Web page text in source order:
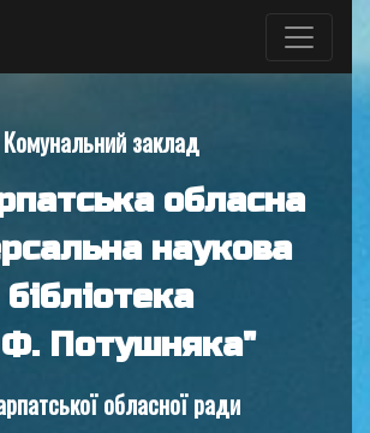
Комунальний заклад
обласна
наукова
бібліотека
Ф. Потушняка"
обласної ради